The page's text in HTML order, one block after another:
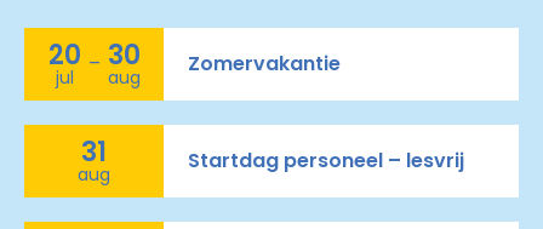
20
jul – 30
aug Zomervakantie
31
aug Startdag personeel – lesvrij